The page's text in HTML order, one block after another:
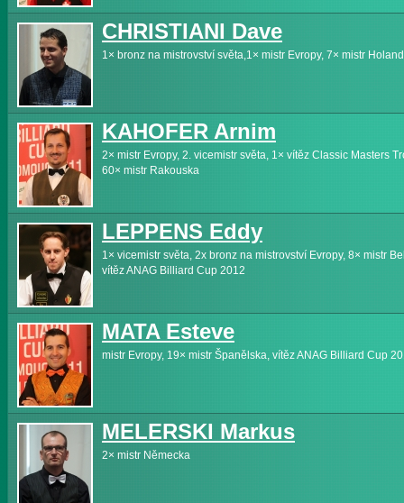
CHRISTIANI Dave
1× bronz na mistrovství světa,1× mistr Evropy, 7× mistr
KAHOFER Arnim
2× mistr Evropy, 2. vicemistr světa, 1× vítěz Classic Masters
60× mistr Rakouska
LEPPENS Eddy
1× vicemistr světa, 2x bronz na mistrovství Evropy, 8× mistr
vítěz ANAG Billiard Cup 2012
MATA Esteve
mistr Evropy, 19× mistr Španělska, vítěz ANAG Billiard Cup
MELERSKI Markus
2× mistr Německa